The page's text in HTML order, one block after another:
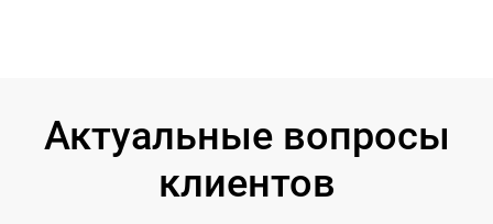
Актуальные вопросы
клиентов